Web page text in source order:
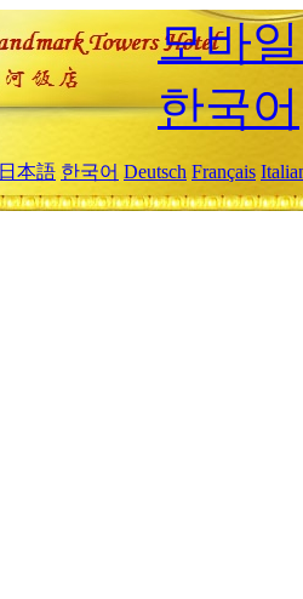
모바
한국어
日本語 한국어 Deutsch Français